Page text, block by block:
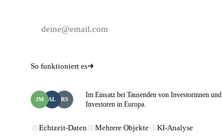
So funktioniert es
JM AL RS
Im Einsatz bei Tausenden von Investorinnen und
Investoren in Europa.
Echtzeit-Daten Mehrere Objekte KI-Analyse